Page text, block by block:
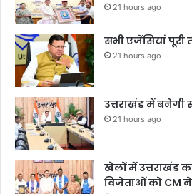
21 hours ago
सभी एजेंसियां पूरी
21 hours ago
उत्तराखंड में बनेगी
21 hours ago
खेलों में उत्तराखंड
विजेताओं को CM